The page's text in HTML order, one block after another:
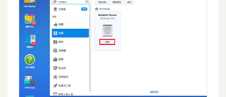
攝
影
器
材
操
控